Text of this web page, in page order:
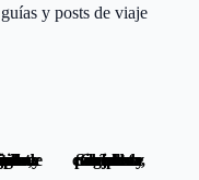
y posts de viaje
con castillo, qué ver y dónde alojarse Sierra de Gredos: guía completa con rutas, pueblos y dónde alojarse